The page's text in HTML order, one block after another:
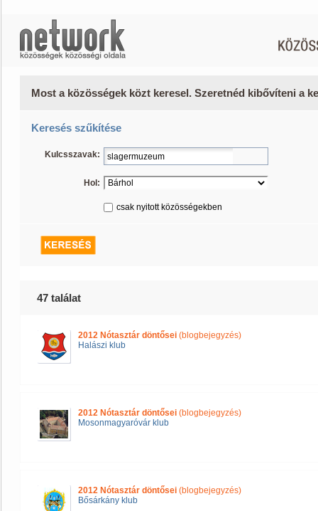
Most a közösségek közt keresel. Szeretnéd kibővíteni a
Keresés szűkítése
Kulcsszavak:
Hol:
csak nyitott közösségekben
47 találat
2012 Nótasztár döntősei (blogbejegyzés)
Halászi klub
2012 Nótasztár döntősei (blogbejegyzés)
Mosonmagyaróvár klub
2012 Nótasztár döntősei (blogbejegyzés)
Bősárkány klub